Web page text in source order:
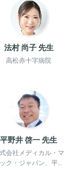
法村 尚子 先生
高松赤十字病院
平野井 啓一 先生
会社メディカル・マ
ク・ジャパン、平野